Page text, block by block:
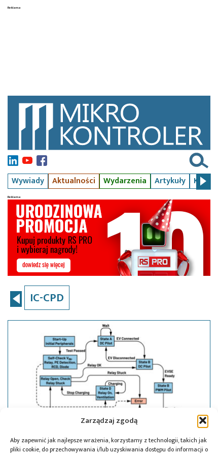
Zarządzaj zgodą
Aby zapewnić jak najlepsze wrażenia, korzystamy z technologii, takich jak
pliki cookie, do przechowywania i/lub uzyskiwania dostępu do informacji o
Wywiady Aktualności Wydarzenia Artykuły Kursy
IC-CPD